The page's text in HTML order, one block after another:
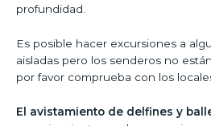
profundidad.
Es posible hacer excursiones a
aisladas pero los senderos no
por favor comprueba con los
El avistamiento de delfines y